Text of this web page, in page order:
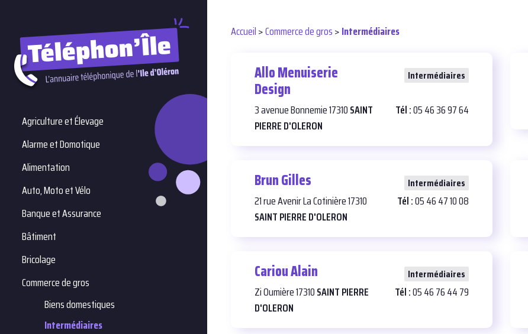
Agriculture et Élevage
Alarme et Domotique
Alimentation
Auto, Moto et Vélo
Banque et Assurance
Bâtiment
Bricolage
Commerce de gros
Biens domestiques
Intermédiaires
Accueil>Commerce de gros>Intermédiaires
Allo Menuiserie
Design
Intermédiaires
3 avenue Bonnemie 17310SAINT
PIERRE D'OLERON
Tél :05 46 36 97 64
Brun Gilles Intermédiaires
21 rue Avenir La Cotinière 17310
SAINT PIERRE D'OLERON
Tél :05 46 47 10 08
Cariou Alain Intermédiaires
Zi Oumière 17310SAINT PIERRE
D'OLERON
Tél :05 46 76 44 79